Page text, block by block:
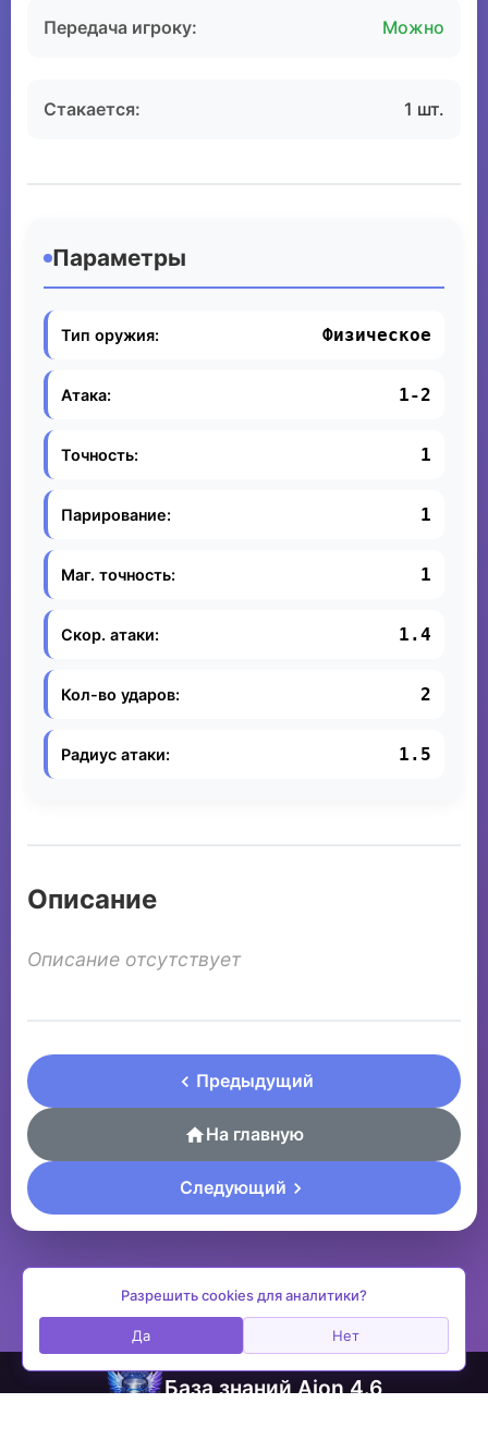
Передача игроку: Можно
Стакается: 1 шт.
Параметры
Тип оружия: Физическое
Атака: 1-2
Точность: 1
Парирование: 1
Маг. точность: 1
Скор. атаки: 1.4
Кол-во ударов: 2
Радиус атаки: 1.5
Описание
Описание отсутствует
Предыдущий
На главную
Следующий
База знаний Aion 4.6
Разрешить cookies для аналитики?
Да Нет